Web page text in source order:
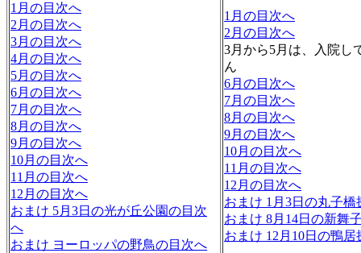
1月の目次へ
2月の目次へ
3月の目次へ
4月の目次へ
5月の目次へ
6月の目次へ
7月の目次へ
8月の目次へ
9月の目次へ
10月の目次へ
11月の目次へ
12月の目次へ
おまけ 5月3日の光が丘公園の目次
へ
おまけ ヨーロッパの野鳥の目次へ
1月の目次へ
2月の目次へ
3月から5月は、入院し
ん
6月の目次へ
7月の目次へ
8月の目次へ
9月の目次へ
10月の目次へ
11月の目次へ
12月の目次へ
おまけ 1月3日の丸子
おまけ 8月14日の新舞
おまけ 12月10日の鴨